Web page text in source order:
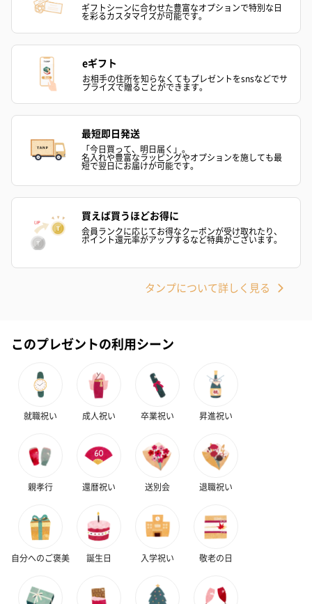
ギフトシーンに合わせた豊富なオプションで特別な日
を彩るカスタマイズが可能です。
eギフト
お相手の住所を知らなくてもプレゼントをsnsなどでサ
プライズで贈ることができます。
最短即日発送
「今日買って、明日届く」。
名入れや豊富なラッピングやオプションを施しても最
短で翌日にお届けが可能です。
買えば買うほどお得に
会員ランクに応じてお得なクーポンが受け取れたり、
ポイント還元率がアップするなど特典がございます。
タンプについて詳しく見る
このプレゼントの利用シーン
就職祝い 成人祝い 卒業祝い 昇進祝い
親孝行 還暦祝い 送別会 退職祝い
自分へのご褒美 誕生日 入学祝い 敬老の日